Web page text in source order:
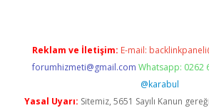
Reklam ve İletişim: E-mail:
forumhizmeti@gmail.com Whatsapp: 0262
@karabul
Yasal Uyarı: Sitemiz, 5651 Sayılı Kanun